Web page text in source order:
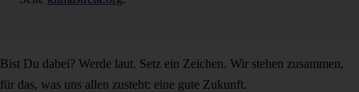
Bist Du dabei? Werde laut. Setz ein Zeichen. Wir stehen zusammen,
für das, was uns allen zusteht: eine gute Zukunft.